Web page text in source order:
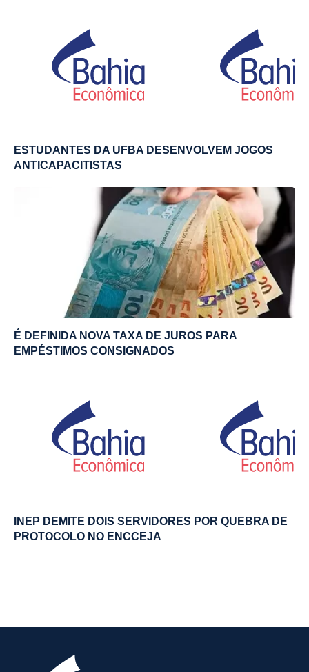
ESTUDANTES DA UFBA DESENVOLVEM JOGOS
ANTICAPACITISTAS
É DEFINIDA NOVA TAXA DE JUROS PARA
EMPÉSTIMOS CONSIGNADOS
INEP DEMITE DOIS SERVIDORES POR QUEBRA DE
PROTOCOLO NO ENCCEJA